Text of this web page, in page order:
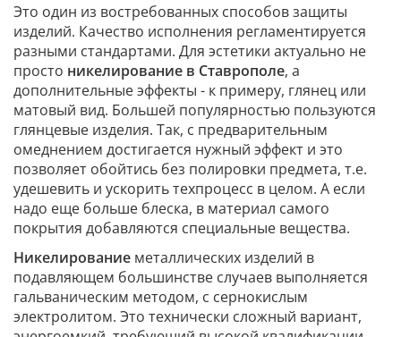
Это один из востребованных способов защиты
изделий. Качество исполнения регламентируется
разными стандартами. Для эстетики актуально не
просто никелирование в Ставрополе, а
дополнительные эффекты - к примеру, глянец или
матовый вид. Большей популярностью пользуются
глянцевые изделия. Так, с предварительным
омеднением достигается нужный эффект и это
позволяет обойтись без полировки предмета, т.е.
удешевить и ускорить техпроцесс в целом. А если
надо еще больше блеска, в материал самого
покрытия добавляются специальные вещества.
Никелирование металлических изделий в
подавляющем большинстве случаев выполняется
гальваническим методом, с сернокислым
электролитом. Это технически сложный вариант,